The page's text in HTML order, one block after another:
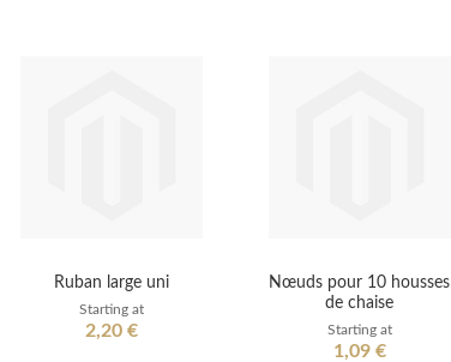
Ruban large uni
Starting at
2,20 €
Nœuds pour 10 housses
de chaise
Starting at
1,09 €